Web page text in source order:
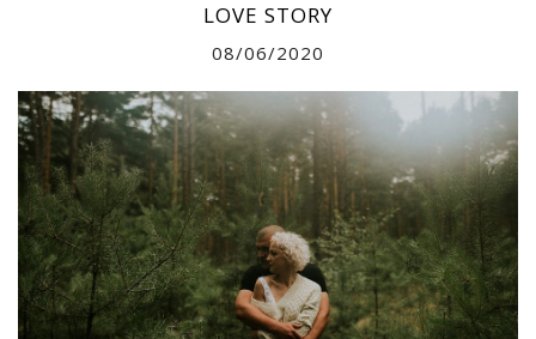
LOVE STORY
08/06/2020